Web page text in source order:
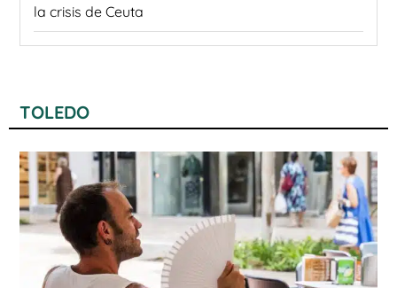
la crisis de Ceuta
TOLEDO